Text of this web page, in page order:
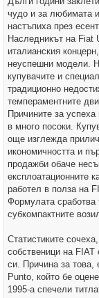
чудо и за любимата
настъпиха през
Наследникът на Fiat
италианския
неуспешни модели.
купувачите и
традиционно
темпераментните
Причините за
в много посоки.
още изглежда
икономичността и
продажби обаче
експлоатационните
работел в полза на
Формулата сработва
субкомпактните
Статистиките
собственици на FIAT
си. Причина за това,
Punto, който бе
1995-а спечели